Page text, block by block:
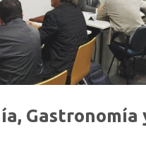
Gastronomía